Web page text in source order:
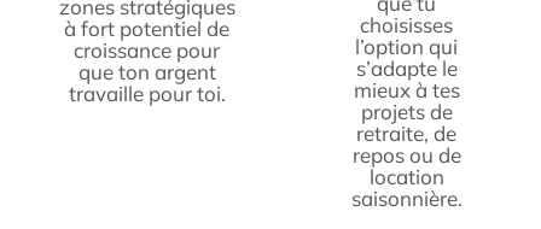
zones stratégiques
à fort potentiel de
croissance pour
que ton argent
travaille pour toi.
choisisses
l’option qui
s’adapte le
mieux à tes
projets de
retraite, de
repos ou de
location
saisonnière.